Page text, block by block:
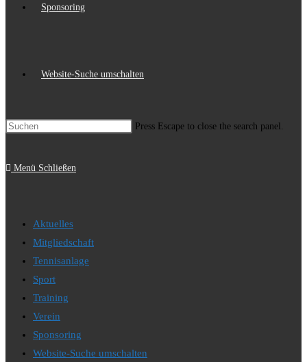
Sponsoring
Website-Suche umschalten
Press Escape to close the search panel.
Menü Schließen
Aktuelles
Mitgliedschaft
Tennisanlage
Sport
Training
Verein
Sponsoring
Website-Suche umschalten